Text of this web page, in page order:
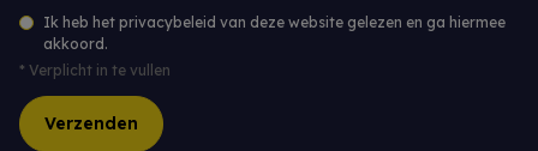
Ik heb het privacybeleid van deze website gelezen en ga hiermee
akkoord.
* Verplicht in te vullen
Verzenden